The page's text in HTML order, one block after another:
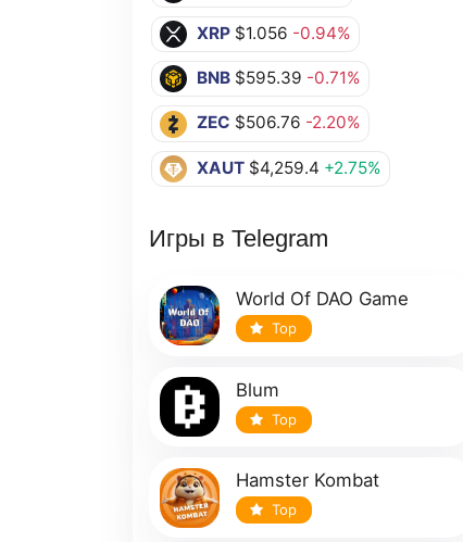
XRP $1.056 -0.94%
BNB $595.39 -0.71%
ZEC $506.76 -2.20%
XAUT $4,259.4 +2.75%
Игры в Telegram
World Of DAO Game
Top
Blum
Top
Hamster Kombat
Top